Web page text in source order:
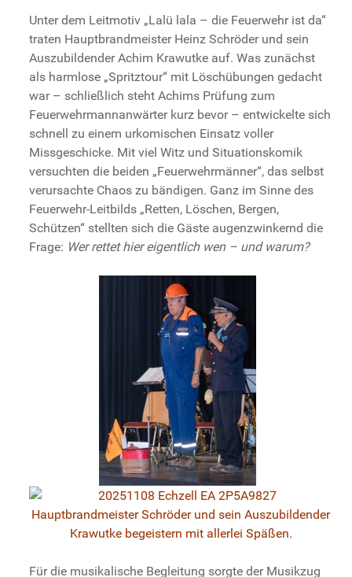
Unter dem Leitmotiv „Lalü lala – die Feuerwehr ist da“
traten Hauptbrandmeister Heinz Schröder und sein
Auszubildender Achim Krawutke auf. Was zunächst
als harmlose „Spritztour“ mit Löschübungen gedacht
war – schließlich steht Achims Prüfung zum
Feuerwehrmannanwärter kurz bevor – entwickelte sich
schnell zu einem urkomischen Einsatz voller
Missgeschicke. Mit viel Witz und Situationskomik
versuchten die beiden „Feuerwehrmänner“, das selbst
verursachte Chaos zu bändigen. Ganz im Sinne des
Feuerwehr-Leitbilds „Retten, Löschen, Bergen,
Schützen“ stellten sich die Gäste augenzwinkernd die
Frage: Wer rettet hier eigentlich wen – und warum?
Hauptbrandmeister Schröder und sein Auszubildender
Krawutke begeistern mit allerlei Späßen.
Für die musikalische Begleitung sorgte der Musikzug